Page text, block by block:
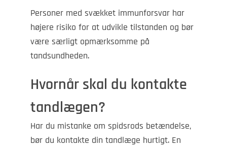
Personer med svækket immunforsvar har
højere risiko for at udvikle tilstanden og bør
være særligt opmærksomme på
tandsundheden.
Hvornår skal du kontakte
tandlægen?
Har du mistanke om spidsrods betændelse,
bør du kontakte din tandlæge hurtigt. En